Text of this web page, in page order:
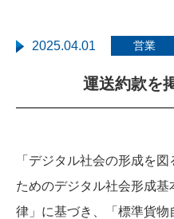
2025.04.01 営業
運送約款を
「デジタル社会の形成を
ためのデジタル社会形成
律」に基づき、「標準貨